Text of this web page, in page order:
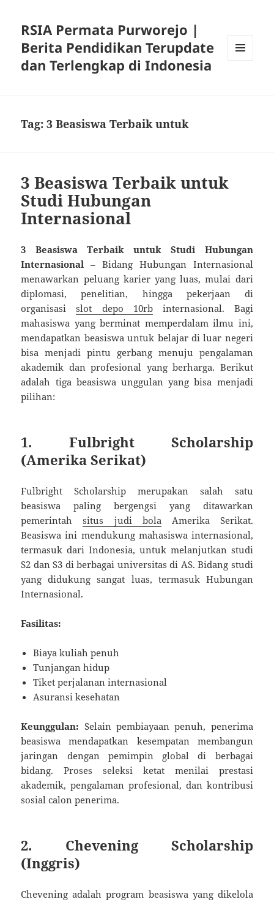
RSIA Permata Purworejo |
Berita Pendidikan Terupdate
dan Terlengkap di Indonesia
Tag:3 Beasiswa Terbaik untuk
3 Beasiswa Terbaik untuk
Studi Hubungan
Internasional
3 Beasiswa Terbaik untuk Studi Hubungan
Internasional – Bidang Hubungan Internasional
menawarkan peluang karier yang luas, mulai dari
diplomasi, penelitian, hingga pekerjaan di
organisasislot depo 10rbinternasional. Bagi
mahasiswa yang berminat memperdalam ilmu ini,
mendapatkan beasiswa untuk belajar di luar negeri
bisa menjadi pintu gerbang menuju pengalaman
akademik dan profesional yang berharga. Berikut
adalah tiga beasiswa unggulan yang bisa menjadi
pilihan:
1. Fulbright Scholarship
(Amerika Serikat)
Fulbright Scholarship merupakan salah satu
beasiswa paling bergengsi yang ditawarkan
pemerintahsitus judi bolaAmerika Serikat.
Beasiswa ini mendukung mahasiswa internasional,
termasuk dari Indonesia, untuk melanjutkan studi
S2 dan S3 di berbagai universitas di AS. Bidang studi
yang didukung sangat luas, termasuk Hubungan
Internasional.
Fasilitas:
Biaya kuliah penuh
Tunjangan hidup
Tiket perjalanan internasional
Asuransi kesehatan
Keunggulan: Selain pembiayaan penuh, penerima
beasiswa mendapatkan kesempatan membangun
jaringan dengan pemimpin global di berbagai
bidang. Proses seleksi ketat menilai prestasi
akademik, pengalaman profesional, dan kontribusi
sosial calon penerima.
2. Chevening Scholarship
(Inggris)
Chevening adalah program beasiswa yang dikelola